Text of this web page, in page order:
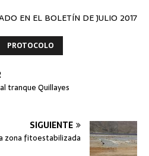
EN EL BOLETÍN DE JULIO 2017
PROTOCOLO
tranque Quillayes
SIGUIENTE
zona fitoestabilizada